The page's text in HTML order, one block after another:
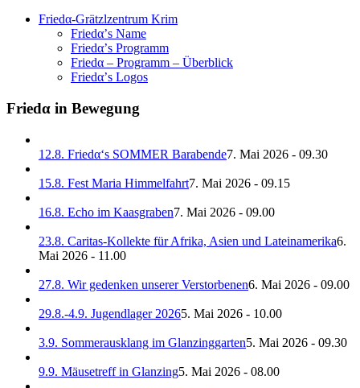
Friedα-Grätzlzentrum Krim
Friedα’s Name
Friedα’s Programm
Friedα – Programm – Überblick
Friedα’s Logos
Friedα in Bewegung
12.8. Friedα‘s SOMMER Barabende7. Mai 2026 - 09.30
15.8. Fest Maria Himmelfahrt7. Mai 2026 - 09.15
16.8. Echo im Kaasgraben7. Mai 2026 - 09.00
23.8. Caritas-Kollekte für Afrika, Asien und Lateinamerika6.
Mai 2026 - 11.00
27.8. Wir gedenken unserer Verstorbenen6. Mai 2026 - 09.00
29.8.-4.9. Jugendlager 20265. Mai 2026 - 10.00
3.9. Sommerausklang im Glanzinggarten5. Mai 2026 - 09.30
9.9. Mäusetreff in Glanzing5. Mai 2026 - 08.00